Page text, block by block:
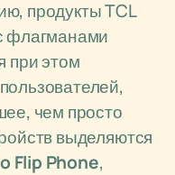
продукты TCL
флагманами
при этом
чем просто
выделяются
Flip Phone,